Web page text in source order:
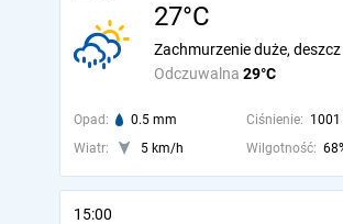
27°C
Odczuwalna 29°C
Zachmurzenie duże, deszcz
Opad: 0.5 mm Ciśnienie: 1001
Wiatr:
5 km/h Wilgotność:
15:00